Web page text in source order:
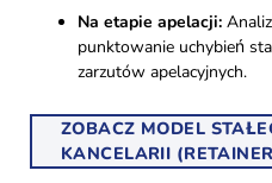
Na etapie apelacji:
punktowanie uchybień
zarzutów apelacyjnych.
ZOBACZ MODEL
KANCELARII